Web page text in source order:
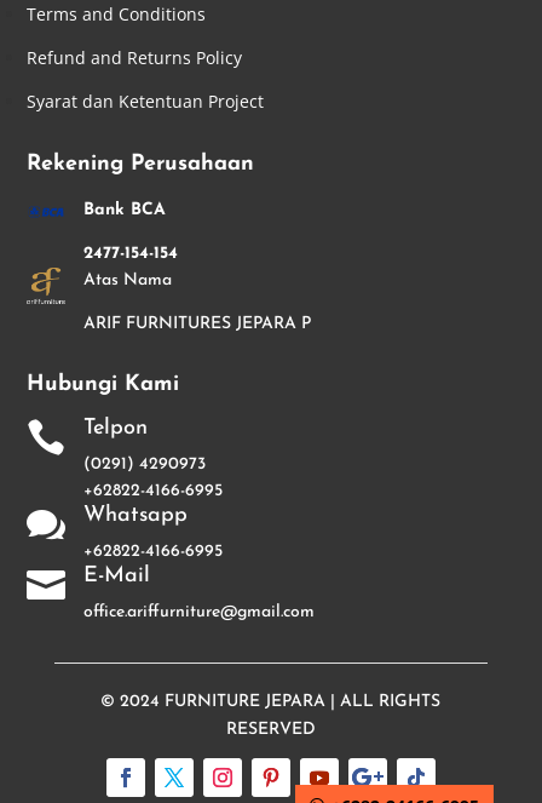
Terms and Conditions
Refund and Returns Policy
Syarat dan Ketentuan Project
Rekening Perusahaan
Bank BCA
2477-154-154
Atas Nama
ARIF FURNITURES JEPARA P
Hubungi Kami
 Telpon
(0291) 4290973
+62822-4166-6995
 Whatsapp
+62822-4166-6995
 E-Mail
office.ariffurniture@gmail.com
© 2024 FURNITURE JEPARA | ALL RIGHTS
RESERVED